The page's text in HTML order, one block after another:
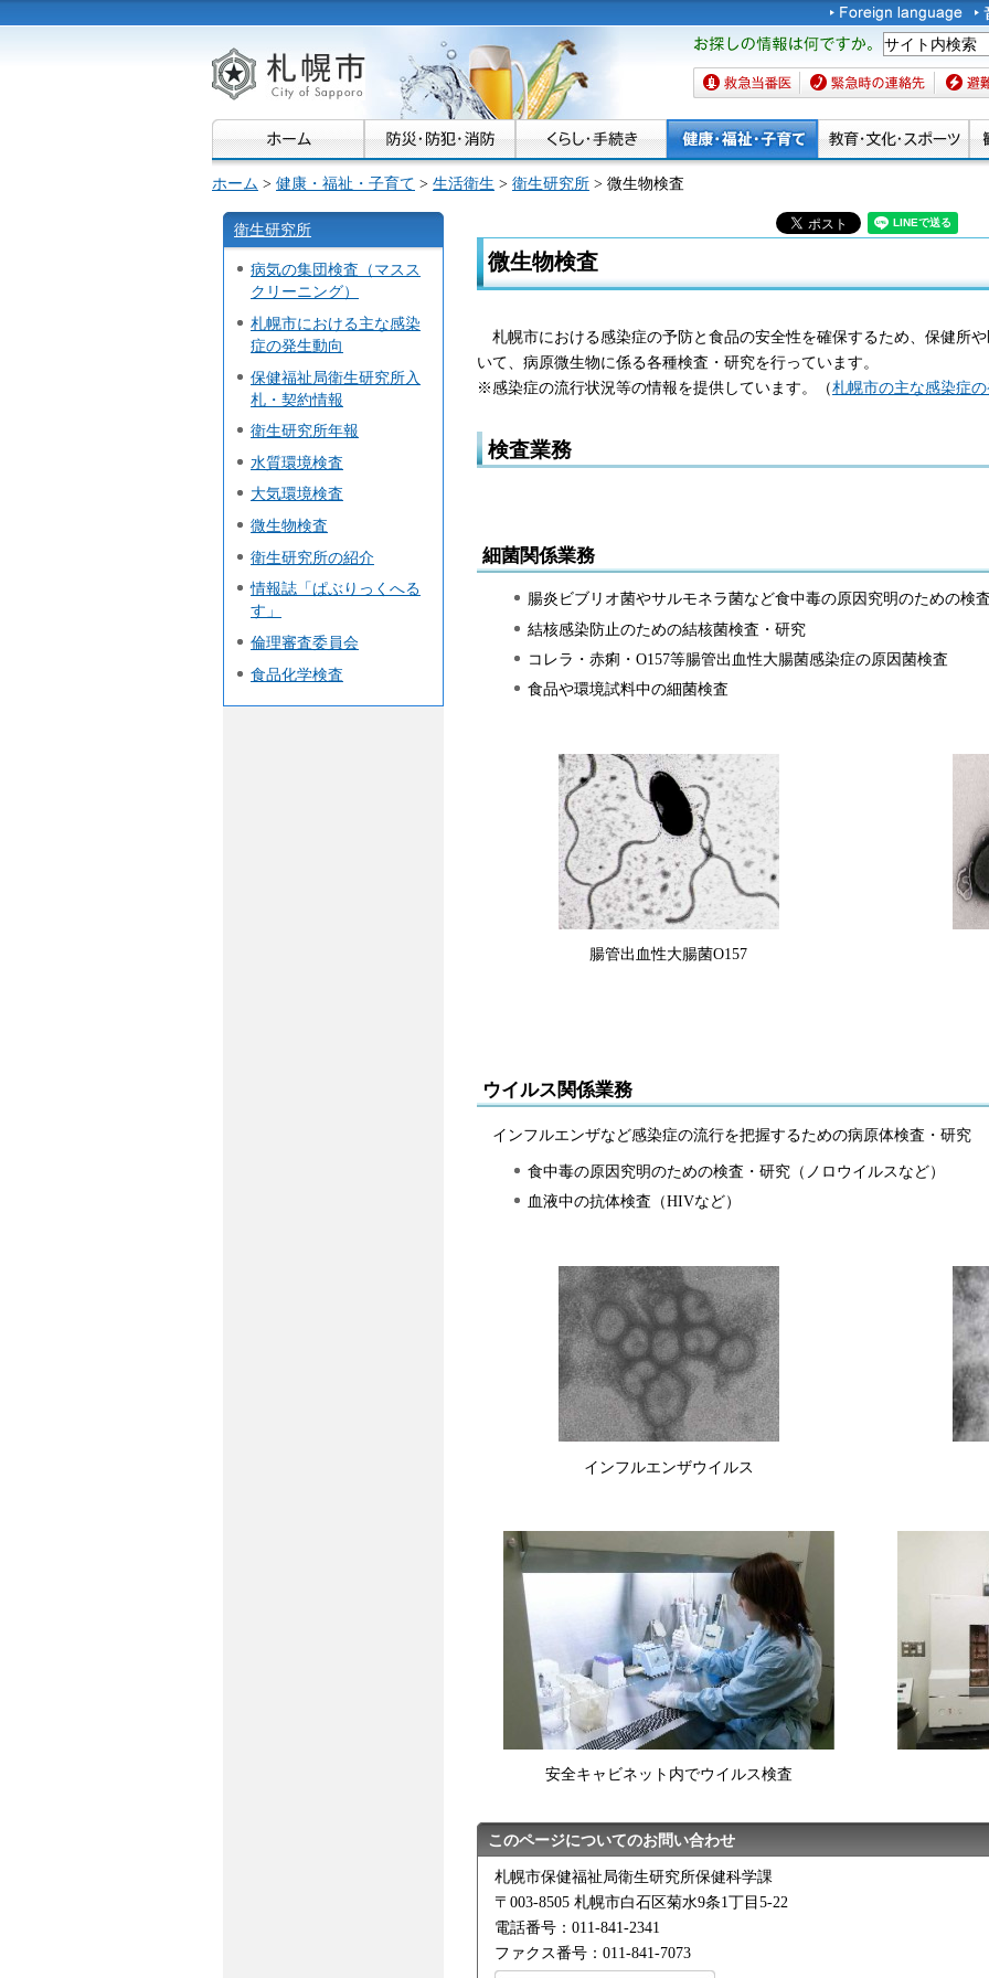
札幌市
お探しの情報は何です
か。
救急当番医 緊急時の連絡先 避難場
ホーム > 健康・福祉・子育て > 生活衛生 > 衛生研究所 > 微生物検査
衛生研究所
病気の集団検査（マスス
クリーニング）
札幌市における主な感染
症の発生動向
保健福祉局衛生研究所入
札・契約情報
衛生研究所年報
水質環境検査
大気環境検査
微生物検査
衛生研究所の紹介
情報誌「ぱぶりっくへる
す」
倫理審査委員会
食品化学検査
微生物検査
札幌市における感染症の予防と食品の安全性を確保するため、保健所
いて、病原微生物に係る各種検査・研究を行っています。
※感染症の流行状況等の情報を提供しています。（札幌市の主な感染症
検査業務
細菌関係業務
腸炎ビブリオ菌やサルモネラ菌など食中毒の原因究明のための検
結核感染防止のための結核菌検査・研究
コレラ・赤痢・O157等腸管出血性大腸菌感染症の原因菌検査
食品や環境試料中の細菌検査
腸管出血性大腸菌O157
ウイルス関係業務
インフルエンザなど感染症の流行を把握するための病原体検査・研究
食中毒の原因究明のための検査・研究（ノロウイルスなど）
血液中の抗体検査（HIVなど）
インフルエンザウイルス
安全キャビネット内でウイルス検査
このページについてのお問い合わせ
札幌市保健福祉局衛生研究所保健科学課
〒003-8505 札幌市白石区菊水9条1丁目5-22
電話番号：011-841-2341
ファクス番号：011-841-7073